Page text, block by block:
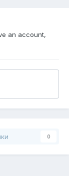
an account,
0